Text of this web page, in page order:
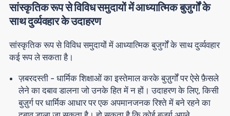
सांस्कृतिक रूप से विविध समुदायों में आध्यात्मिक बुजुर्गों के
साथ दुर्व्यवहार के उदाहरण
सांस्कृतिक रूप से विविध समुदायों में आध्यात्मिक बुजुर्गों के साथ दुर्व्यवहार
कई रूप ले सकता है।
ज़बरदस्ती - धार्मिक शिक्षाओं का इस्तेमाल करके बुज़ुर्गों पर ऐसे फ़ैसले
लेने का दबाव डालना जो उनके हित में न हों। उदाहरण के लिए, किसी
बुज़ुर्ग पर धार्मिक आधार पर एक अपमानजनक रिश्ते में बने रहने का